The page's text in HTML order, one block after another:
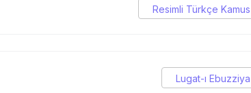
Resimli Türkçe Kamus
Lugat-ı Ebuzziya